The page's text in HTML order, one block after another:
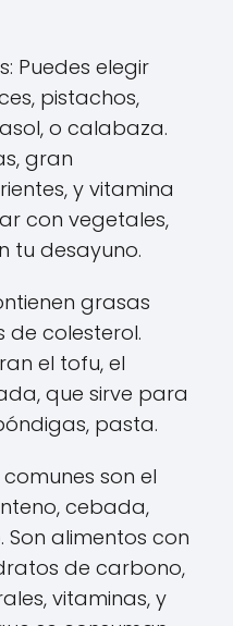
Puedes elegir
pistachos,
o calabaza.
gran
y vitamina
con vegetales,
tu desayuno.
grasas
de colesterol.
el tofu, el
que sirve para
pasta.
son el
cebada,
Son alimentos con
de carbono,
vitaminas, y